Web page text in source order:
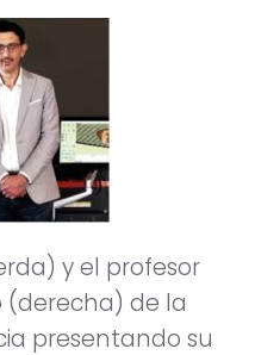
y el profesor
(derecha) de la
presentando su